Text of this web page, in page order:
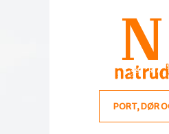
PORT, DØR